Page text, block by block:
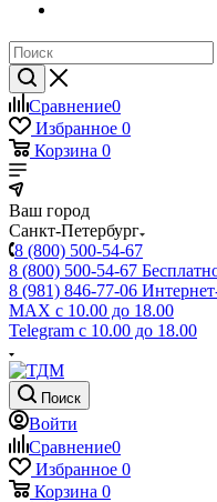
Сравнение0
Избранное 0
Корзина 0
Ваш город
Санкт-Петербург
8 (800) 500-54-67
8 (800) 500-54-67
8 (981) 846-77-06
MAX с 10.00 до 18.00
Telegram с 10.00 до 18.00
Поиск
Войти
Сравнение0
Избранное 0
Корзина 0